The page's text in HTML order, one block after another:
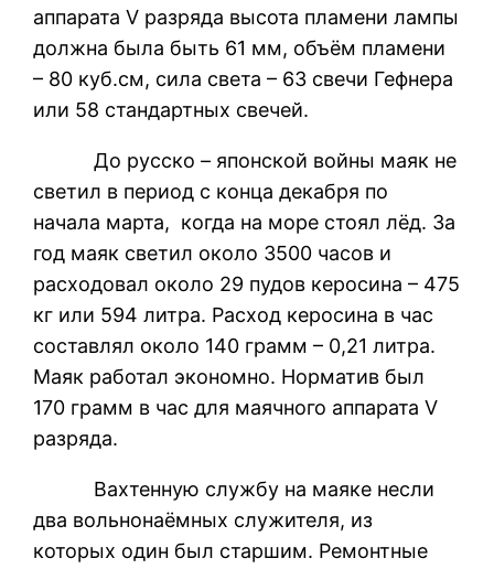
аппарата V разряда высота пламени лампы
должна была быть 61 мм, объём пламени
– 80 куб.см, сила света – 63 свечи Гефнера
или 58 стандартных свечей.
До русско – японской войны маяк не
светил в период с конца декабря по
начала марта, когда на море стоял лёд. За
год маяк светил около 3500 часов и
расходовал около 29 пудов керосина – 475
кг или 594 литра. Расход керосина в час
составлял около 140 грамм – 0,21 литра.
Маяк работал экономно. Норматив был
170 грамм в час для маячного аппарата V
разряда.
Вахтенную службу на маяке несли
два вольнонаёмных служителя, из
которых один был старшим. Ремонтные